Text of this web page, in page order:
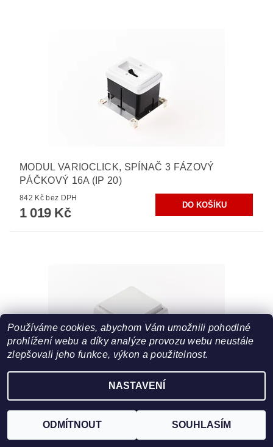
MODUL VARIOCLICK, SPÍNAČ 3 FÁZOVÝ
PÁČKOVÝ 16A (IP 20)
842 Kč bez DPH
1 019 Kč
MODUL VARIOCLICK, SPÍNAČ PRO DOMOVNÍ
Používáme cookies, abychom Vám umožnili pohodlné
prohlížení webu a díky analýze provozu webu neustále
zlepšovali jeho funkce, výkon a použitelnost.
NASTAVENÍ
ODMÍTNOUT SOUHLASÍM